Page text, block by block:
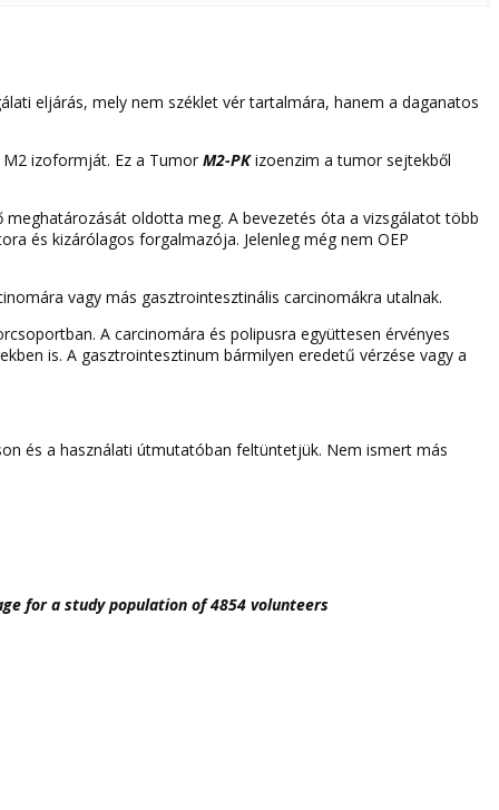
eljárás, mely nem széklet vér tartalmára, hanem a daganatos
izoformját. Ez a Tumor M2-PKizoenzim a tumor sejtekből
oldotta meg. A bevezetés óta a vizsgálatot több
és kizárólagos forgalmazója. Jelenleg még nem OEP
vagy más gasztrointesztinális carcinomákra utalnak.
A carcinomára és polipusra együttesen érvényes
is. A gasztrointesztinum bármilyen eredetű vérzése vagy a
és a használati útmutatóban feltüntetjük. Nem ismert más
for a study population of 4854 volunteers